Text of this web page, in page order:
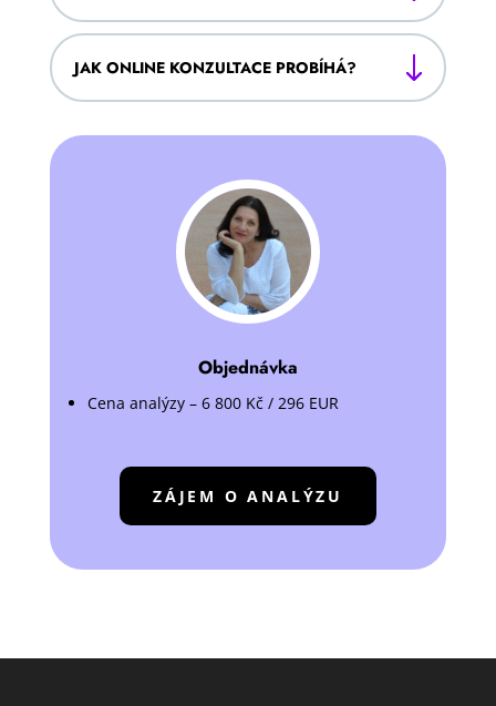
JAK ONLINE KONZULTACE PROBÍHÁ?
Objednávka
Cena analýzy – 6 800 Kč / 296 EUR
ZÁJEM O ANALÝZU